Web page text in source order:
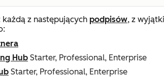
każdą z następujących podpisów, z
Hub Starter, Professional, Enterprise
Starter, Professional, Enterprise